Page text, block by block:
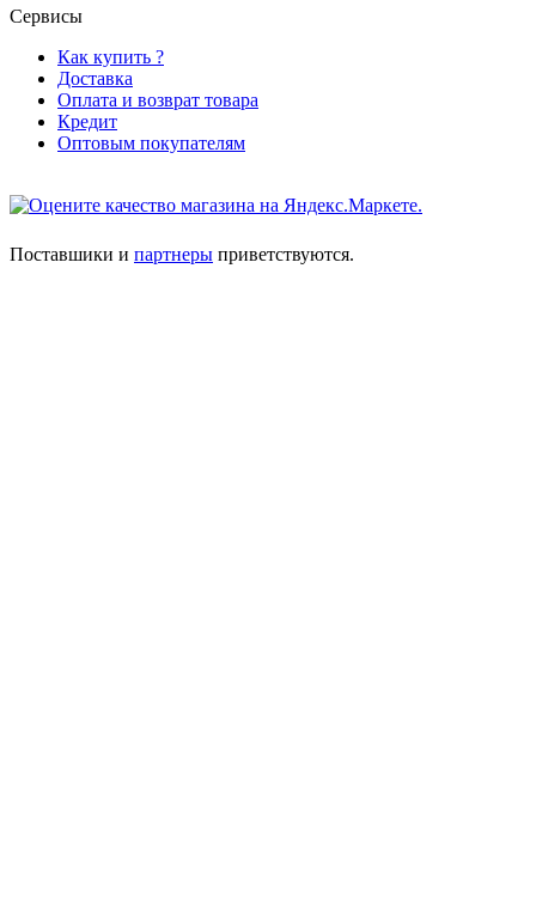
Сервисы
Как купить ?
Доставка
Оплата и возврат товара
Кредит
Оптовым покупателям
Поставшики и партнеры приветствуются.